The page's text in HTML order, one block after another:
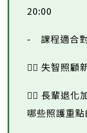
20:00
- 課程適合
🙋‍♀️ 失智照顧
🙋‍♀️ 長輩退化
哪些照護重點